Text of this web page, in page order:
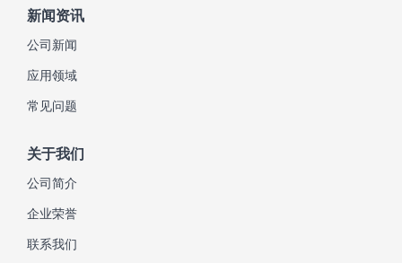
新闻资讯
公司新闻
应用领域
常见问题
关于我们
公司简介
企业荣誉
联系我们